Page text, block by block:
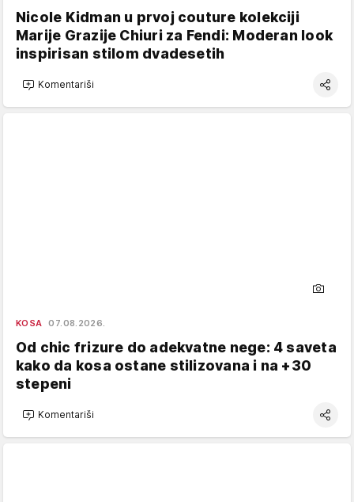
Nicole Kidman u prvoj couture kolekciji
Marije Grazije Chiuri za Fendi: Moderan look
inspirisan stilom dvadesetih
Komentariši
KOSA 07.08.2026.
Od chic frizure do adekvatne nege: 4 saveta
kako da kosa ostane stilizovana i na +30
stepeni
Komentariši